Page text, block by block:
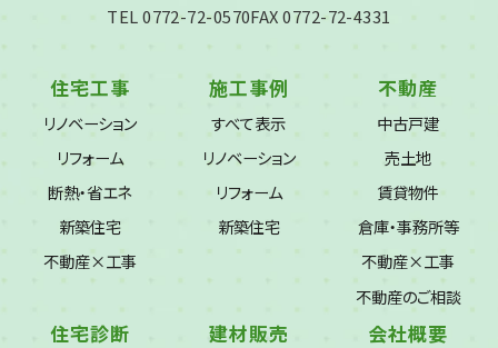
TEL 0772-72-0570FAX 0772-72-4331
住宅工事
リノベーション
リフォーム
断熱・省エネ
新築住宅
不動産×工事
施工事例
すべて表示
リノベーション
リフォーム
新築住宅
不動産
中古戸建
売土地
賃貸物件
倉庫・事務所等
不動産×工事
不動産のご相談
住宅診断 建材販売 会社概要